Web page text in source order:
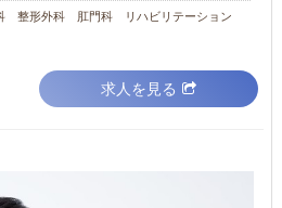
整形外科 肛門科 リハビリテーション
求人を見る